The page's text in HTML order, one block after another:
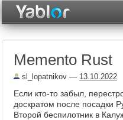
Memento Rust
sl_lopatnikov — 13.10.2022
Если кто-то забыл,
доскратом после посадки
Второй беспилотник в